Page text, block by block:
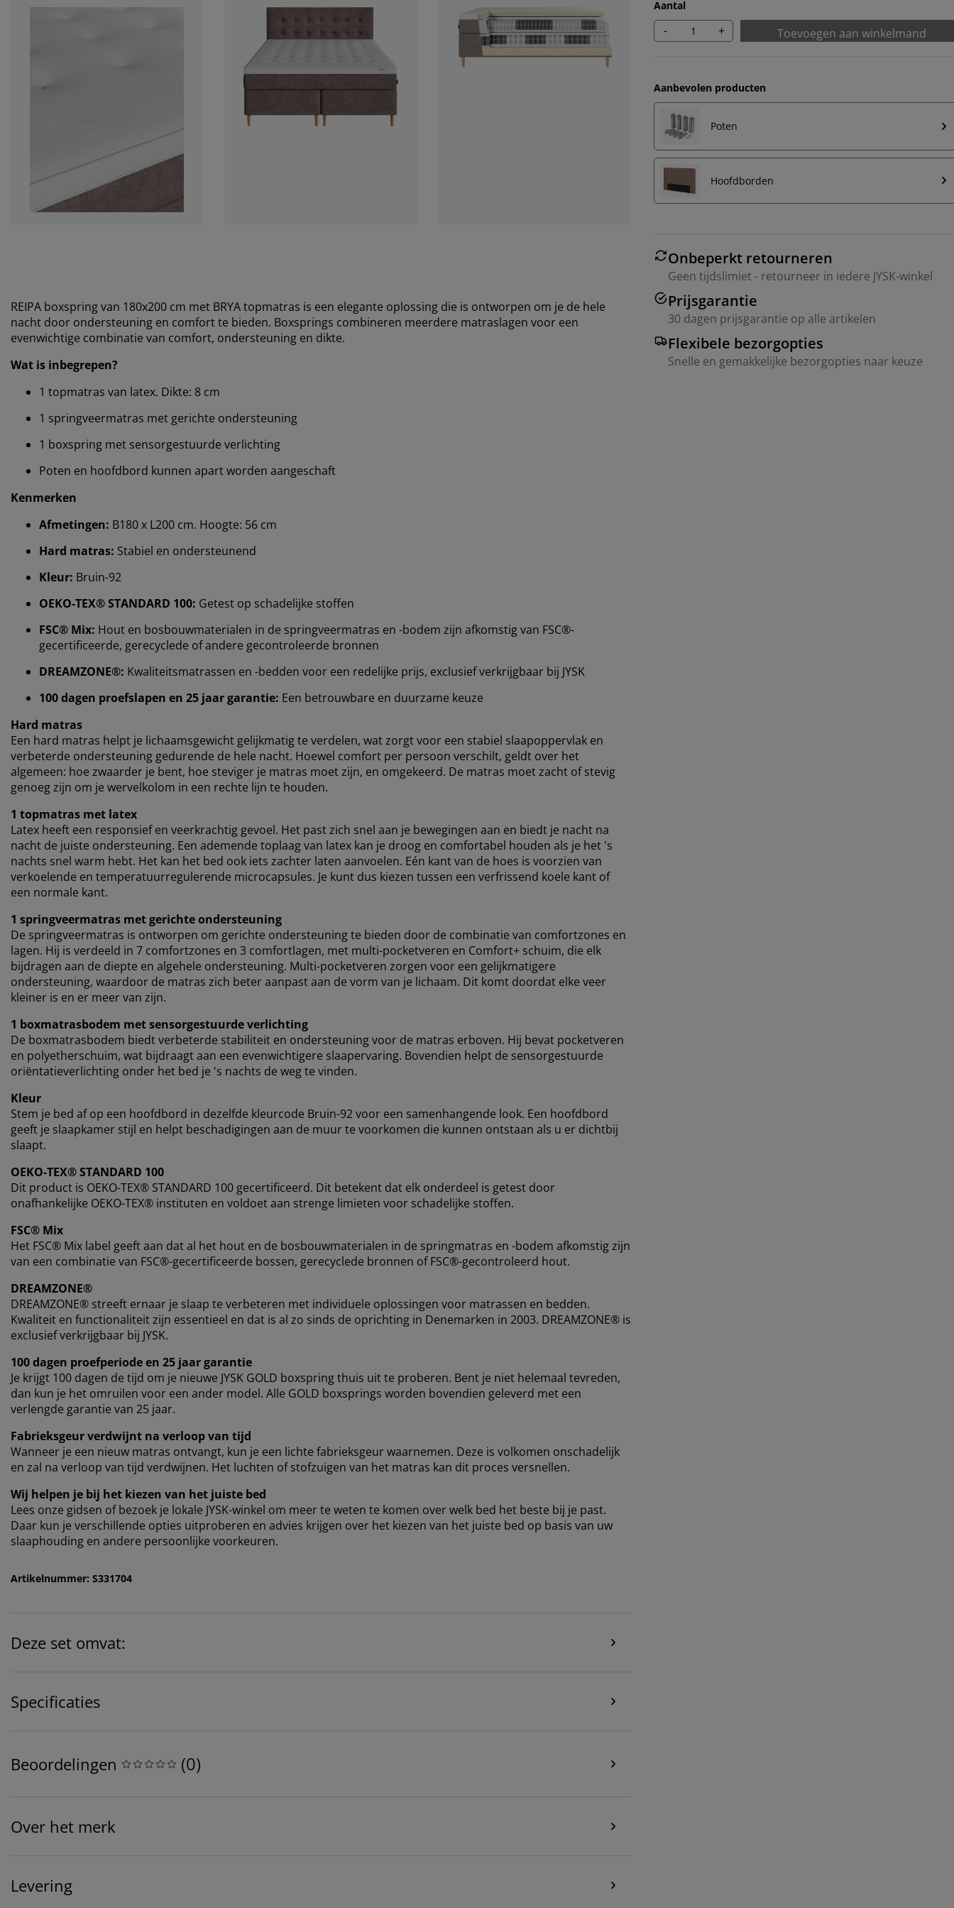
Aantal
- + Toevoegen aan winkelmand
Aanbevolen producten
Poten
Hoofdborden
Onbeperkt retourneren
Geen tijdslimiet - retourneer in iedere JYSK-winkel
Prijsgarantie
30 dagen prijsgarantie op alle artikelen
Flexibele bezorgopties
Snelle en gemakkelijke bezorgopties naar keuze
REIPA boxspring van 180x200 cm met BRYA topmatras is een elegante oplossing die is ontworpen om je de hele
nacht door ondersteuning en comfort te bieden. Boxsprings combineren meerdere matraslagen voor een
evenwichtige combinatie van comfort, ondersteuning en dikte.
Wat is inbegrepen?
1 topmatras van latex. Dikte: 8 cm
1 springveermatras met gerichte ondersteuning
1 boxspring met sensorgestuurde verlichting
Poten en hoofdbord kunnen apart worden aangeschaft
Kenmerken
Afmetingen: B180 x L200 cm. Hoogte: 56 cm
Hard matras: Stabiel en ondersteunend
Kleur: Bruin-92
OEKO-TEX® STANDARD 100: Getest op schadelijke stoffen
FSC® Mix: Hout en bosbouwmaterialen in de springveermatras en -bodem zijn afkomstig van FSC®-
gecertificeerde, gerecyclede of andere gecontroleerde bronnen
DREAMZONE®: Kwaliteitsmatrassen en -bedden voor een redelijke prijs, exclusief verkrijgbaar bij JYSK
100 dagen proefslapen en 25 jaar garantie: Een betrouwbare en duurzame keuze
Hard matras
Een hard matras helpt je ​​lichaamsgewicht gelijkmatig te verdelen, wat zorgt voor een stabiel slaapoppervlak en
verbeterde ondersteuning gedurende de hele nacht. Hoewel comfort per persoon verschilt, geldt over het
algemeen: hoe zwaarder je bent, hoe steviger je matras moet zijn, en omgekeerd. De matras moet zacht of stevig
genoeg zijn om je wervelkolom in een rechte lijn te houden.
1 topmatras met latex
Latex heeft een responsief en veerkrachtig gevoel. Het past zich snel aan je bewegingen aan en biedt je nacht na
nacht de juiste ondersteuning. Een ademende toplaag van latex kan je droog en comfortabel houden als je het 's
nachts snel warm hebt. Het kan het bed ook iets zachter laten aanvoelen. Eén kant van de hoes is voorzien van
verkoelende en temperatuurregulerende microcapsules. Je kunt dus kiezen tussen een verfrissend koele kant of
een normale kant.
1 springveermatras met gerichte ondersteuning
De springveermatras is ontworpen om gerichte ondersteuning te bieden door de combinatie van comfortzones en
lagen. Hij is verdeeld in 7 comfortzones en 3 comfortlagen, met multi-pocketveren en Comfort+ schuim, die elk
bijdragen aan de diepte en algehele ondersteuning. Multi-pocketveren zorgen voor een gelijkmatigere
ondersteuning, waardoor de matras zich beter aanpast aan de vorm van je lichaam. Dit komt doordat elke veer
kleiner is en er meer van zijn.
1 boxmatrasbodem met sensorgestuurde verlichting
De boxmatrasbodem biedt verbeterde stabiliteit en ondersteuning voor de matras erboven. Hij bevat pocketveren
en polyetherschuim, wat bijdraagt ​​aan een evenwichtigere slaapervaring. Bovendien helpt de sensorgestuurde
oriëntatieverlichting onder het bed je 's nachts de weg te vinden.
Kleur
Stem je bed af op een hoofdbord in dezelfde kleurcode Bruin-92 voor een samenhangende look. Een hoofdbord
geeft je slaapkamer stijl en helpt beschadigingen aan de muur te voorkomen die kunnen ontstaan ​​als u er dichtbij
slaapt.
OEKO-TEX® STANDARD 100
Dit product is OEKO-TEX® STANDARD 100 gecertificeerd. Dit betekent dat elk onderdeel is getest door
onafhankelijke OEKO-TEX® instituten en voldoet aan strenge limieten voor schadelijke stoffen.
FSC® Mix
Het FSC® Mix label geeft aan dat al het hout en de bosbouwmaterialen in de springmatras en -bodem afkomstig zijn
van een combinatie van FSC®-gecertificeerde bossen, gerecyclede bronnen of FSC®-gecontroleerd hout.
DREAMZONE®
DREAMZONE® streeft ernaar je slaap te verbeteren met individuele oplossingen voor matrassen en bedden.
Kwaliteit en functionaliteit zijn essentieel en dat is al zo sinds de oprichting in Denemarken in 2003. DREAMZONE® is
exclusief verkrijgbaar bij JYSK.
100 dagen proefperiode en 25 jaar garantie
Je krijgt 100 dagen de tijd om je nieuwe JYSK GOLD boxspring thuis uit te proberen. Bent je niet helemaal tevreden,
dan kun je het omruilen voor een ander model. Alle GOLD boxsprings worden bovendien geleverd met een
verlengde garantie van 25 jaar.
Fabrieksgeur verdwijnt na verloop van tijd
Wanneer je een nieuw matras ontvangt, kun je een lichte fabrieksgeur waarnemen. Deze is volkomen onschadelijk
en zal na verloop van tijd verdwijnen. Het luchten of stofzuigen van het matras kan dit proces versnellen.
Wij helpen je bij het kiezen van het juiste bed
Lees onze gidsen of bezoek je lokale JYSK-winkel om meer te weten te komen over welk bed het beste bij je past.
Daar kun je verschillende opties uitproberen en advies krijgen over het kiezen van het juiste bed op basis van uw
slaaphouding en andere persoonlijke voorkeuren.
Artikelnummer: S331704
Deze set omvat:
Specificaties
Beoordelingen (0)
Over het merk
Levering